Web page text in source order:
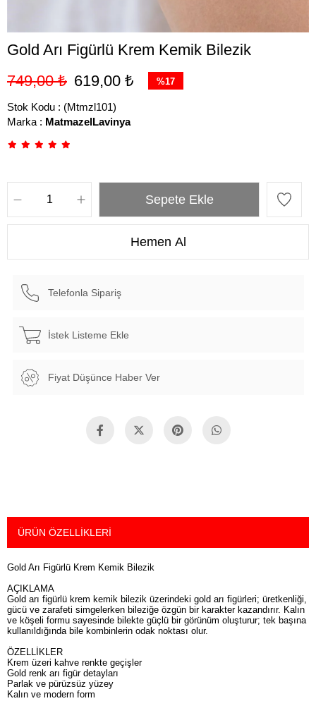
Gold Arı Figürlü Krem Kemik Bilezik
749,00 ₺ 619,00 ₺ %17
Stok Kodu
(Mtmzl101)
Marka : MatmazelLavinya
Telefonla Sipariş
İstek Listeme Ekle
Fiyat Düşünce Haber Ver
ÜRÜN ÖZELLIKLERI
Gold Arı Figürlü Krem Kemik Bilezik
AÇIKLAMA
Gold arı figürlü krem kemik bilezik üzerindeki gold arı figürleri; üretkenliği,
gücü ve zarafeti simgelerken bileziğe özgün bir karakter kazandırır. Kalın
ve köşeli formu sayesinde bilekte güçlü bir görünüm oluşturur; tek başına
kullanıldığında bile kombinlerin odak noktası olur.
ÖZELLİKLER
Krem üzeri kahve renkte geçişler
Gold renk arı figür detayları
Parlak ve pürüzsüz yüzey
Kalın ve modern form